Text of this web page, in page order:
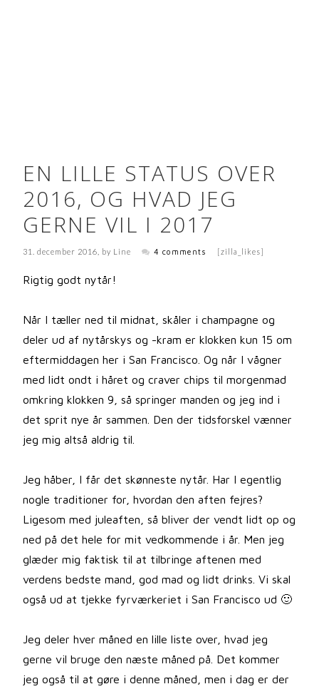
EN LILLE STATUS OVER
2016, OG HVAD JEG
GERNE VIL I 2017
31. december 2016 , by Line 4 comments [zilla_likes]
Rigtig godt nytår!
Når I tæller ned til midnat, skåler i champagne og
deler ud af nytårskys og -kram er klokken kun 15 om
eftermiddagen her i San Francisco. Og når I vågner
med lidt ondt i håret og craver chips til morgenmad
omkring klokken 9, så springer manden og jeg ind i
det sprit nye år sammen. Den der tidsforskel vænner
jeg mig altså aldrig til.
Jeg håber, I får det skønneste nytår. Har I egentlig
nogle traditioner for, hvordan den aften fejres?
Ligesom med juleaften, så bliver der vendt lidt op og
ned på det hele for mit vedkommende i år. Men jeg
glæder mig faktisk til at tilbringe aftenen med
verdens bedste mand, god mad og lidt drinks. Vi skal
også ud at tjekke fyrværkeriet i San Francisco ud 🙂
Jeg deler hver måned en lille liste over, hvad jeg
gerne vil bruge den næste måned på. Det kommer
jeg også til at gøre i denne måned, men i dag er der